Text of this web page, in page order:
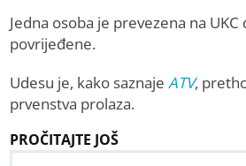
Jedna osoba je prevezena na
povrijeđene.
Udesu je, kako saznajeATV,
prvenstva prolaza.
PROČITAJTE JOŠ